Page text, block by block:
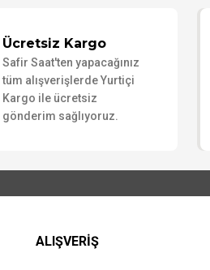
Ücretsiz Kargo
Safir Saat'ten yapacağınız
tüm alışverişlerde Yurtiçi
Kargo ile ücretsiz
gönderim sağlıyoruz.
ALIŞVERİŞ